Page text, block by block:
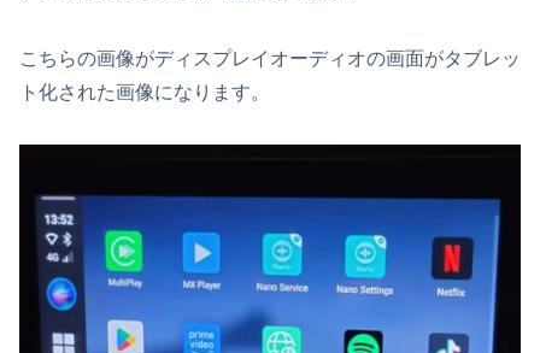
こちらの画像がディスプレイオーディオの画面がタブレッ
ト化された画像になります。